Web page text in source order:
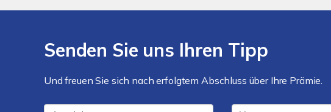
Senden Sie uns Ihren Tipp
Und freuen Sie sich nach erfolgtem Abschluss über Ihre Prämie.